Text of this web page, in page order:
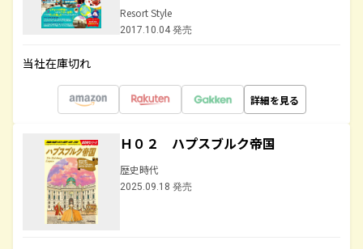
Resort Style
2017.10.04 発売
当社在庫切れ
詳細を見る
Ｈ０２ ハプスブルク帝国
歴史時代
2025.09.18 発売